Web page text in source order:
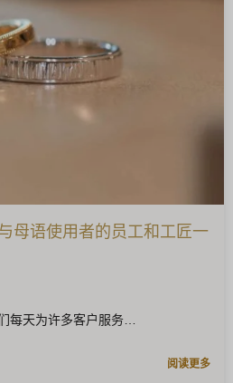
母语使用者的员工和工匠一
每天为许多客户服务
阅读更多